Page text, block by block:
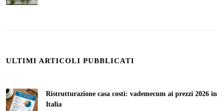
ULTIMI ARTICOLI PUBBLICATI
Ristrutturazione casa costi: vademecum ai prezzi 2026 in
Italia